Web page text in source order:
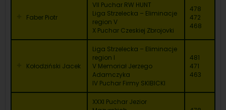
Faber Piotr
VII Puchar RW HUNT
Liga Strzelecka – Eliminacje
region V
X Puchar Czeskiej Zbrojovki
478
472
468
Kołodziński Jacek
Liga Strzelecka – Eliminacje
region I
V Memoriał Jerzego
Adamczyka
IV Puchar Firmy SKIBICKI
481
471
463
XXXI Puchar Jezior